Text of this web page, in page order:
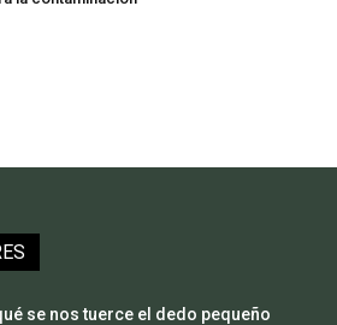
se nos tuerce el dedo pequeño